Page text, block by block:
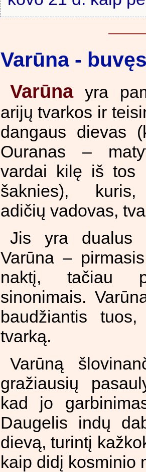
Varūna -
Varūnayra
arijų tvarkos ir
dangaus dievas
Ouranas –
vardai kilę iš tos
šaknies),
adičių vadovas,
Jis yra dualus
Varūna –
naktį, tačiau
sinonimais.
baudžiantis
tvarką.
Varūną
gražiausių
kad jo
Daugelis indų
dievą, turintį
kaip didį kosminio